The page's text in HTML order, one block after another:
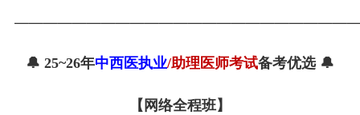
🔔 25~26年中西医执业/助理医师考试备考优选 🔔
【网络全程班】